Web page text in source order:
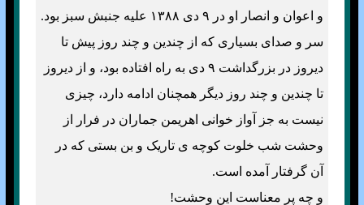
و اعوان و انصار او در ۹ دی ۱۳۸۸ عليه جنبش سبز بود.
سر و صدای بسياری که از چندين و چند روز پيش تا
ديروز در بزرگداشت ۹ دی به راه افتاده بود، و از ديروز
تا چندين و چند روز ديگر همچنان ادامه دارد، چيزی
نيست به جز آواز خوانی اهريمن جماران در فرار از
وحشت شب خلوت کوچه ی تاريک و بن بستی که در
آن گرفتار آمده است.
و چه پر معناست اين وحشت!